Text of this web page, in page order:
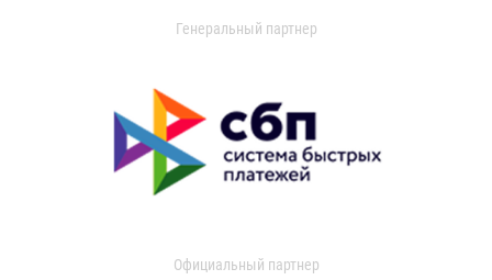
Генеральный партнер
Официальный партнер